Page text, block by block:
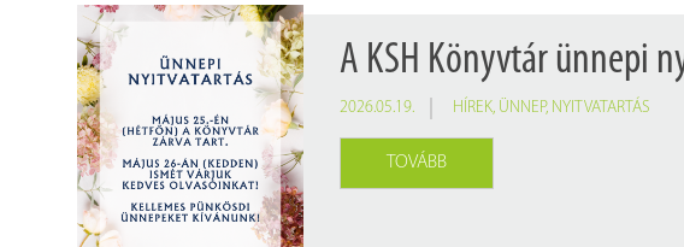
A KSH Könyvtár ünnepi
2026.05.19. HÍREK, ÜNNEP, NYITVATARTÁS
TOVÁBB